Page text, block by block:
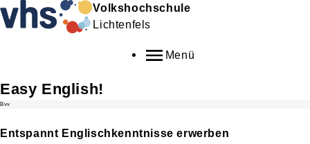
Volkshochschule
Lichtenfels
Menü
Easy English!
Bvv
Entspannt Englischkenntnisse erwerben